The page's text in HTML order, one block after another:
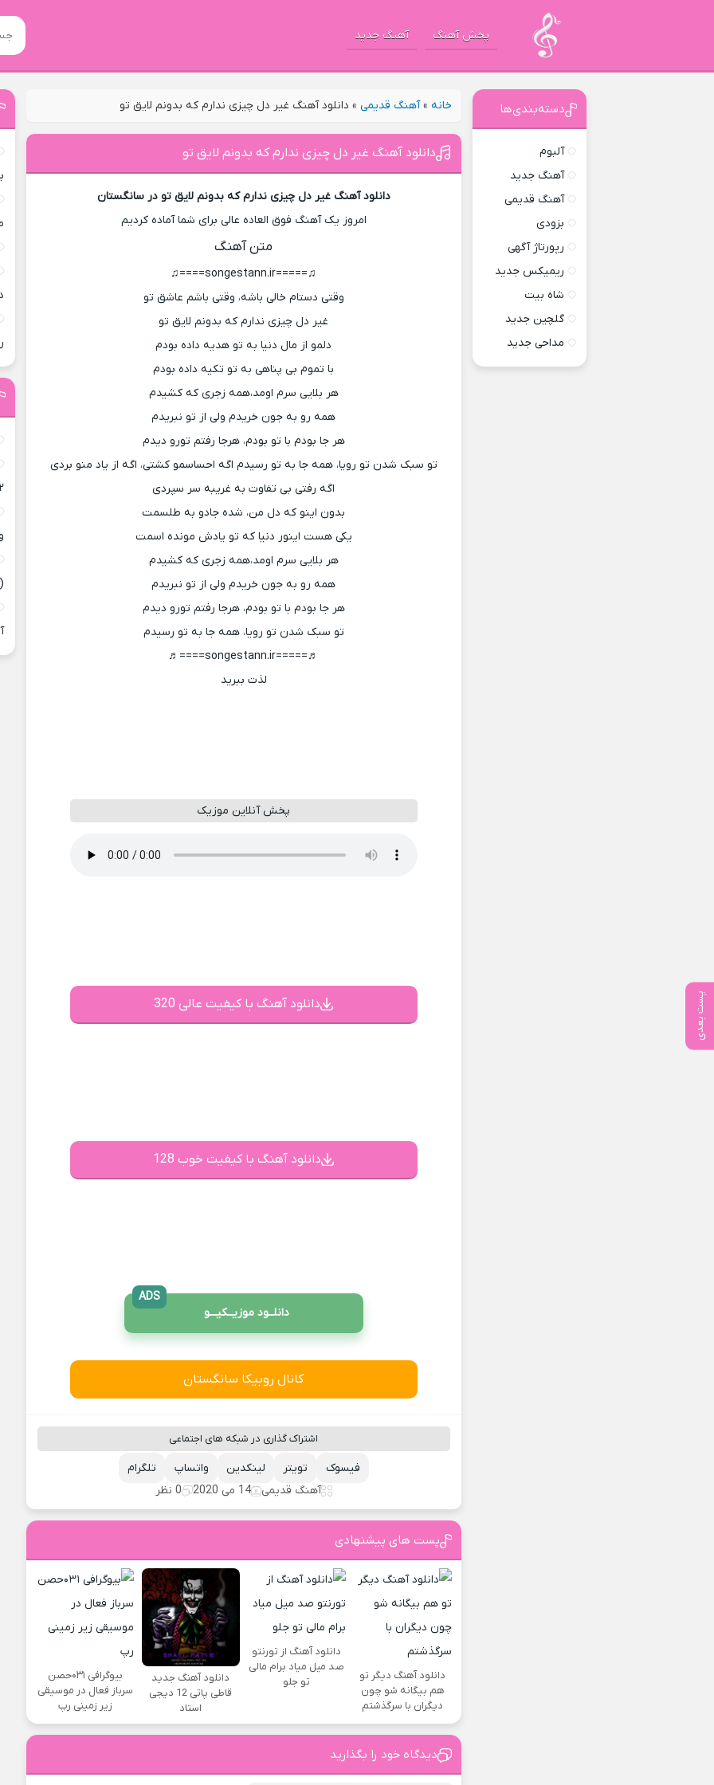
پخش آهنگ آهنگ جدید
خانه »آهنگ قدیمی » دانلود آهنگ غیر دل چیزی ندارم که بدونم لایق تو
پست بعدی
دانلود آهنگ غیر دل چیزی ندارم که بدونم لایق تو
دانلود آهنگ غیر دل چیزی ندارم که بدونم لایق تو در سانگستان
امروز یک آهنگ فوق العاده عالی برای شما آماده کردیم
متن آهنگ
♫=====songestann.ir====♫
وقتی دستام خالی باشه، وقتی باشم عاشق تو
غیر دل چیزی ندارم که بدونم لایق تو
دلمو از مال دنیا به تو هدیه داده بودم
با تموم بی پناهی به تو تکیه داده بودم
هر بلایی سرم اومد،همه زجری که کشیدم
همه رو به جون خریدم ولی از تو نبریدم
هر جا بودم با تو بودم، هرجا رفتم تورو دیدم
تو سبک شدن تو رویا، همه جا به تو رسیدم اگه احساسمو کشتی، اگه از یاد منو بردی
اگه رفتی بی تفاوت به غریبه سر سپردی
بدون اینو که دل من، شده جادو به طلسمت
یکی هست اینور دنیا که تو یادش مونده اسمت
هر بلایی سرم اومد،همه زجری که کشیدم
همه رو به جون خریدم ولی از تو نبریدم
هر جا بودم با تو بودم، هرجا رفتم تورو دیدم
تو سبک شدن تو رویا، همه جا به تو رسیدم​
♬=====songestann.ir====♬
لذت ببرید
پخش آنلاین موزیک
دانلود آهنگ با کیفیت عالی 320
دانلود آهنگ با کیفیت خوب 128
دانلــود موزیــکیـــو
ADS
کانال روبیکا سانگستان
اشتراک گذاری در شبکه های اجتماعی
تلگرام واتساپ لینکدین تویتر
فیسوک
آهنگ قدیمی
14 می 2020 0 نظر
پست های پیشنهادی
دانلود آهنگ دیگر تو
هم بیگانه شو چون
دیگران با سرگذشتم
دانلود آهنگ از تورنتو
صد میل میاد برام مالی
تو جلو
دانلود آهنگ جدید
قاطی پاتی 12 دیجی
استاد
بیوگرافی ۰۳۱حصن
سرباز فعال در موسیقی
زیر زمینی رپ
دیدگاه خود را بگذارید
دسته‌بندی‌ها
آلبوم
آهنگ جدید
آهنگ قدیمی
بزودی
رپورتاژ آگهی
ریمیکس جدید
شاه بیت
گلچین جدید
مداحی جدید
۲